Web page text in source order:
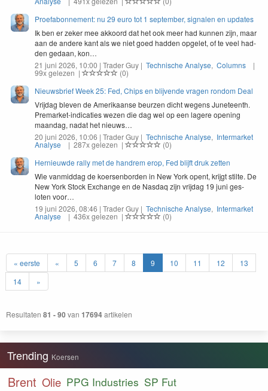
Proefabonnement: nu 29 euro tot 1 september, signalen en updates
Ik ben er zek­er mee akko­ord dat het ook meer had kun­nen zijn, maar
aan de andere kant als we niet goed had­den opgelet, of te veel had­
den gedaan, kon…
21 juni 2026, 10:00 | Trader Guy | Technische Analyse, Columns |
99x gelezen |
(0)
Nieuwsbrief Week 25: Fed, Chips en blijvende vragen rondom Deal
Vri­jdag bleven de Amerikaanse beurzen dicht wegens June­teenth.
Pre­mar­ket-indi­caties wezen die dag wel op een lagere open­ing
maandag, nadat het nieuws…
20 juni 2026, 10:06 | Trader Guy | Technische Analyse, Intermarket
Analyse | 287x gelezen |
(0)
Hernieuwde rally met de handrem erop, Fed blijft druk zetten
Wie van­mid­dag de koersen­bor­den in New York opent, kri­jgt stilte. De
New York Stock Exchange en de Nas­daq zijn vri­jdag 19 juni ges­
loten voor…
19 juni 2026, 08:46 | Trader Guy | Technische Analyse, Intermarket
Analyse | 436x gelezen | (0)
« eerste « 5 6 7 8 9 10 11 12
13
14
»
Resultaten 81 - 90 van 17694artikelen
Trending Koersen
Brent Olie PPG Industries SP Fut